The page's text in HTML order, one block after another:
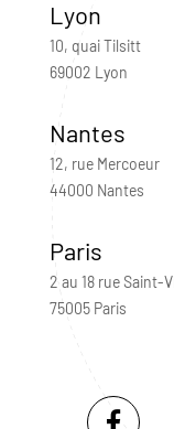
Lyon
10, quai Tilsitt
69002 Lyon
Nantes
12, rue Mercoeur
44000 Nantes
Paris
2 au 18 rue Saint-
75005 Paris